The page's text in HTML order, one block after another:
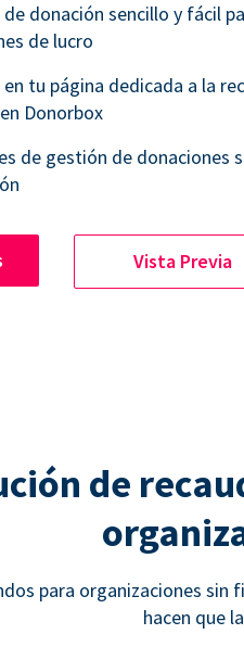
donación sencillo y fácil
de lucro
tu página dedicada a la
Donorbox
de gestión de donaciones
Vista Previa
de
para organizaciones
hacen que